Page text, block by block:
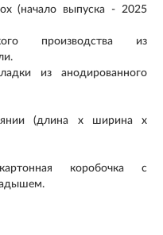
(начало выпуска - 2025
производства из
из анодированного
(длина х ширина х
коробочка с